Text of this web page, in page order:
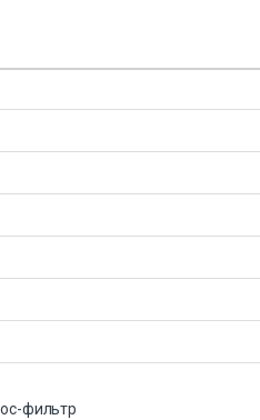
фильтр